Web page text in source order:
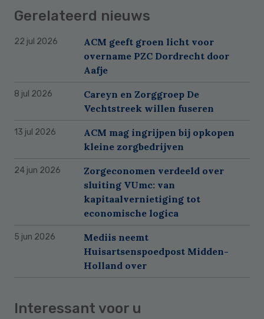
Gerelateerd nieuws
22 jul 2026
ACM geeft groen licht voor
overname PZC Dordrecht door
Aafje
8 jul 2026
Careyn en Zorggroep De
Vechtstreek willen fuseren
13 jul 2026
ACM mag ingrijpen bij opkopen
kleine zorgbedrijven
24 jun 2026
Zorgeconomen verdeeld over
sluiting VUmc: van
kapitaalvernietiging tot
economische logica
5 jun 2026
Mediis neemt
Huisartsenspoedpost Midden-
Holland over
Interessant voor u